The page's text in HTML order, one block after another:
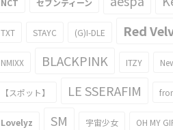
NCT セブンティーン
TXT STAYC (G)I-DLE Red
NMIXX BLACKPINK ITZY
【スポット】 LE SSERAFIM
Lovelyz SM 宇宙少女 OH MY